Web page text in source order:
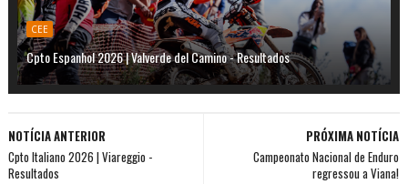
CEE
Cpto Espanhol 2026 | Valverde del Camino - Resultados
PRÓXIMA NOTÍCIA
Campeonato Nacional de Enduro
regressou a Viana!
NOTÍCIA ANTERIOR
Cpto Italiano 2026 | Viareggio -
Resultados